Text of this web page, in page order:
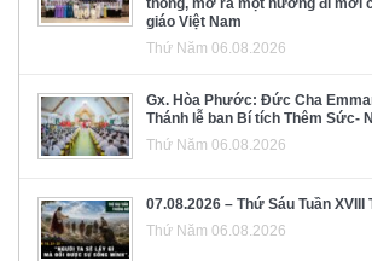
thông, mở ra một hướng đi mới
giáo Việt Nam
Thứ Năm 06.08.2026
Gx. Hòa Phước: Đức Cha
Thánh lễ ban Bí tích Thêm Sức-
Thứ Năm 06.08.2026
07.08.2026 – Thứ Sáu Tuần
Thứ Năm 06.08.2026